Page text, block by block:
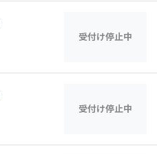
受付け停止中
受付け停止中